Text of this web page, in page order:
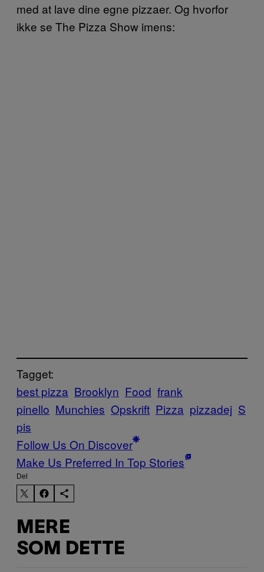
med at lave dine egne pizzaer. Og hvorfor
ikke se The Pizza Show imens:
Tagget:
best pizza Brooklyn Food frank
pinello Munchies Opskrift Pizza pizzadej S
pis
Follow Us On Discover
Make Us Preferred In Top Stories
Del
MERE
SOM DETTE